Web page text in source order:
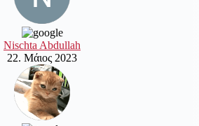
Nischta Abdullah
22. Μάιος 2023